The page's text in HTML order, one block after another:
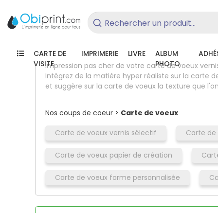
Rechercher un produit...
CARTE DE
VISITE
IMPRIMERIE LIVRE
ALBUM
PHOTO
/ Imprimerie
Impression pas cher de votre carte de voeux
Intégrez de la matière hyper réaliste sur la carte
et suggère sur la carte de voeux la texture que
Nos coups de coeur > Carte de voeux
Carte de voeux vernis sélectif Carte
Carte de voeux papier de création
Carte de voeux forme personnalisée